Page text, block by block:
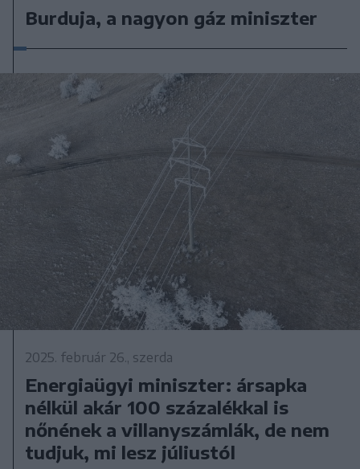
Burduja, a nagyon gáz miniszter
2025. február 26., szerda
Energiaügyi miniszter: ársapka
nélkül akár 100 százalékkal is
nőnének a villanyszámlák, de nem
tudjuk, mi lesz júliustól